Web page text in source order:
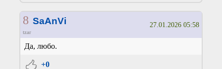
8 SaAnVi
tzar
27.01.2026 05:58
Да, любо.
+0